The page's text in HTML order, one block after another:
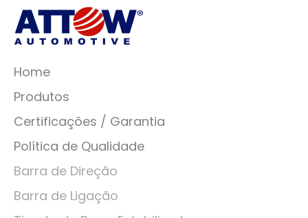
Home
Produtos
Certificações / Garantia
Política de Qualidade
Barra de Direção
Barra de Ligação